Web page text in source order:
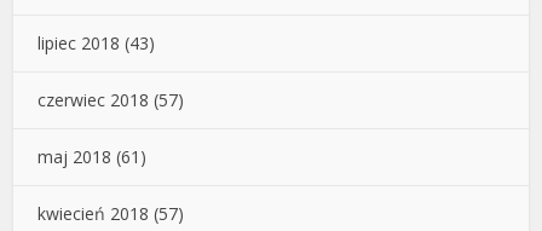
lipiec 2018 (43)
czerwiec 2018 (57)
maj 2018 (61)
kwiecień 2018 (57)